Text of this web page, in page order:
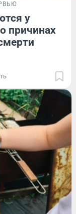
у
причинах